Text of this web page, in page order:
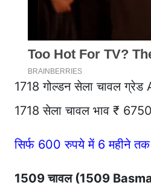
1718 गोल्डन सेला चावल
1718 सेला चावल भाव ₹
सिर्फ 600 रुपये में 6 महीने
1509 चावल (1509